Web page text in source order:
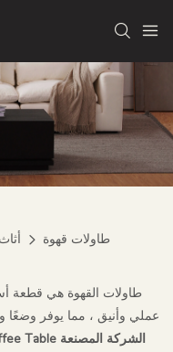
طاولات قهوة
طاولات القهوة هي قطعة
عملي وأنيق ، مما يوفر وضعًا
شركة Miglio Custom Coffee Table الشركة المصنعة